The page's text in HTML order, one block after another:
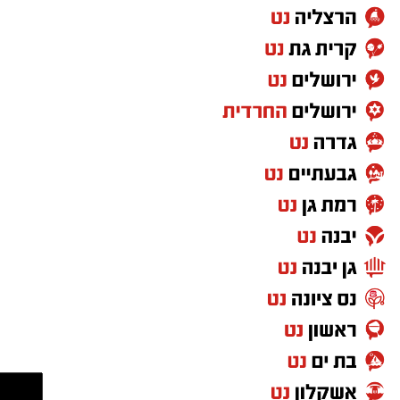
chatgpt
החזר מס נוצר כאשר מתברר בחישוב השנתי
ששולם יותר מס מהנדרש.
למה דווקא שכירים רבים לא בודקים זכאות?
למרות האפשרות לקבל כסף בחזרה, שכירים רבים
אינם בודקים אם מגיע להם החזר מס.